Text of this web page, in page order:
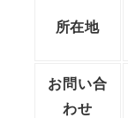
所在地
お問い合
わせ